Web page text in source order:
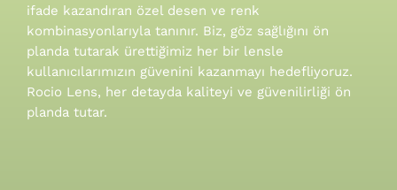
ifade kazandıran özel desen ve renk
kombinasyonlarıyla tanınır. Biz, göz sağlığını ön
planda tutarak ürettiğimiz her bir lensle
kullanıcılarımızın güvenini kazanmayı hedefliyoruz.
Rocio Lens, her detayda kaliteyi ve güvenilirliği ön
planda tutar.